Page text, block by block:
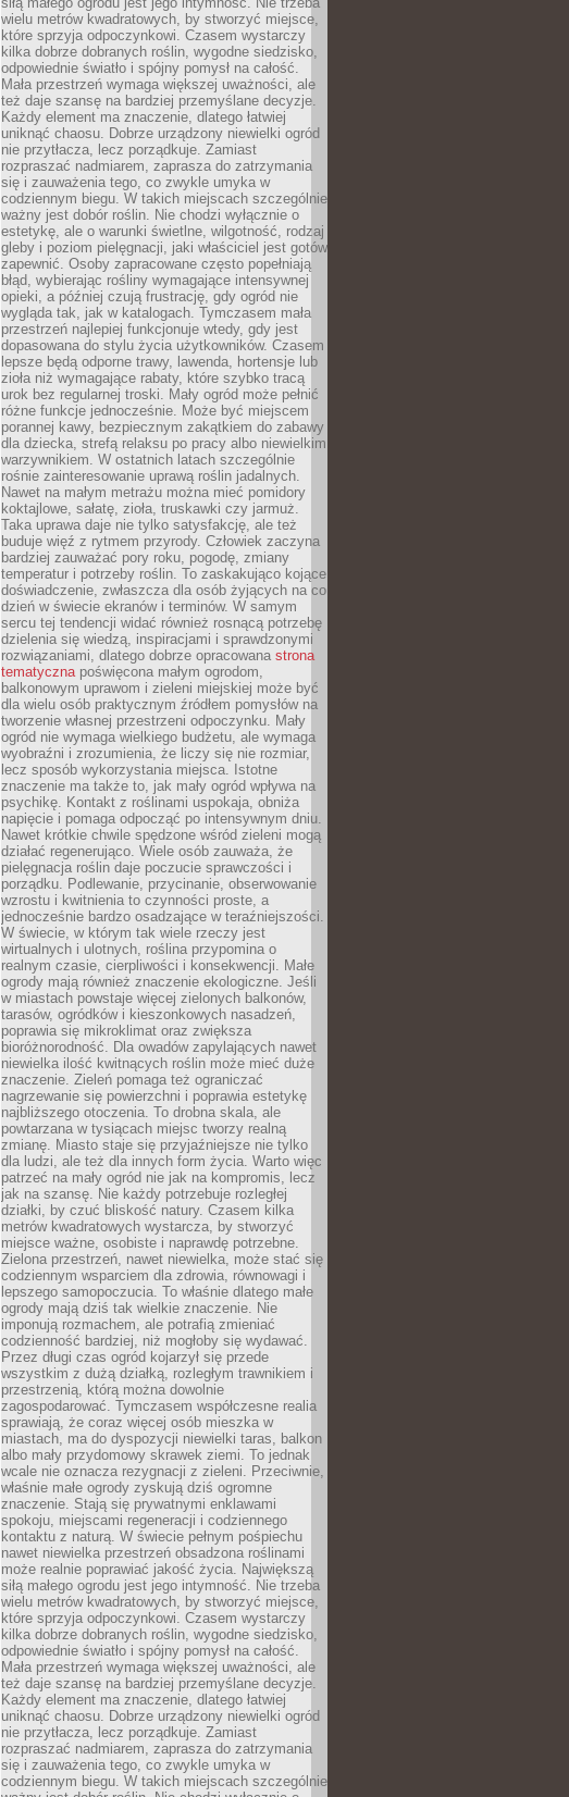
wielu metrów kwadratowych, by stworzyć miejsce,
które sprzyja odpoczynkowi. Czasem wystarczy
kilka dobrze dobranych roślin, wygodne siedzisko,
odpowiednie światło i spójny pomysł na całość.
Mała przestrzeń wymaga większej uważności, ale
też daje szansę na bardziej przemyślane decyzje.
Każdy element ma znaczenie, dlatego łatwiej
uniknąć chaosu. Dobrze urządzony niewielki ogród
nie przytłacza, lecz porządkuje. Zamiast
rozpraszać nadmiarem, zaprasza do zatrzymania
się i zauważenia tego, co zwykle umyka w
codziennym biegu. W takich miejscach szczególnie
ważny jest dobór roślin. Nie chodzi wyłącznie o
estetykę, ale o warunki świetlne, wilgotność, rodzaj
gleby i poziom pielęgnacji, jaki właściciel jest gotów
zapewnić. Osoby zapracowane często popełniają
błąd, wybierając rośliny wymagające intensywnej
opieki, a później czują frustrację, gdy ogród nie
wygląda tak, jak w katalogach. Tymczasem mała
przestrzeń najlepiej funkcjonuje wtedy, gdy jest
dopasowana do stylu życia użytkowników. Czasem
lepsze będą odporne trawy, lawenda, hortensje lub
zioła niż wymagające rabaty, które szybko tracą
urok bez regularnej troski. Mały ogród może pełnić
różne funkcje jednocześnie. Może być miejscem
porannej kawy, bezpiecznym zakątkiem do zabawy
dla dziecka, strefą relaksu po pracy albo niewielkim
warzywnikiem. W ostatnich latach szczególnie
rośnie zainteresowanie uprawą roślin jadalnych.
Nawet na małym metrażu można mieć pomidory
koktajlowe, sałatę, zioła, truskawki czy jarmuż.
Taka uprawa daje nie tylko satysfakcję, ale też
buduje więź z rytmem przyrody. Człowiek zaczyna
bardziej zauważać pory roku, pogodę, zmiany
temperatur i potrzeby roślin. To zaskakująco kojące
doświadczenie, zwłaszcza dla osób żyjących na co
dzień w świecie ekranów i terminów. W samym
sercu tej tendencji widać również rosnącą potrzebę
dzielenia się wiedzą, inspiracjami i sprawdzonymi
rozwiązaniami, dlatego dobrze opracowana strona
tematycznapoświęcona małym ogrodom,
balkonowym uprawom i zieleni miejskiej może być
dla wielu osób praktycznym źródłem pomysłów na
tworzenie własnej przestrzeni odpoczynku. Mały
ogród nie wymaga wielkiego budżetu, ale wymaga
wyobraźni i zrozumienia, że liczy się nie rozmiar,
lecz sposób wykorzystania miejsca. Istotne
znaczenie ma także to, jak mały ogród wpływa na
psychikę. Kontakt z roślinami uspokaja, obniża
napięcie i pomaga odpocząć po intensywnym dniu.
Nawet krótkie chwile spędzone wśród zieleni mogą
działać regenerująco. Wiele osób zauważa, że
pielęgnacja roślin daje poczucie sprawczości i
porządku. Podlewanie, przycinanie, obserwowanie
wzrostu i kwitnienia to czynności proste, a
jednocześnie bardzo osadzające w teraźniejszości.
W świecie, w którym tak wiele rzeczy jest
wirtualnych i ulotnych, roślina przypomina o
realnym czasie, cierpliwości i konsekwencji. Małe
ogrody mają również znaczenie ekologiczne. Jeśli
w miastach powstaje więcej zielonych balkonów,
tarasów, ogródków i kieszonkowych nasadzeń,
poprawia się mikroklimat oraz zwiększa
bioróżnorodność. Dla owadów zapylających nawet
niewielka ilość kwitnących roślin może mieć duże
znaczenie. Zieleń pomaga też ograniczać
nagrzewanie się powierzchni i poprawia estetykę
najbliższego otoczenia. To drobna skala, ale
powtarzana w tysiącach miejsc tworzy realną
zmianę. Miasto staje się przyjaźniejsze nie tylko
dla ludzi, ale też dla innych form życia. Warto więc
patrzeć na mały ogród nie jak na kompromis, lecz
jak na szansę. Nie każdy potrzebuje rozległej
działki, by czuć bliskość natury. Czasem kilka
metrów kwadratowych wystarcza, by stworzyć
miejsce ważne, osobiste i naprawdę potrzebne.
Zielona przestrzeń, nawet niewielka, może stać się
codziennym wsparciem dla zdrowia, równowagi i
lepszego samopoczucia. To właśnie dlatego małe
ogrody mają dziś tak wielkie znaczenie. Nie
imponują rozmachem, ale potrafią zmieniać
codzienność bardziej, niż mogłoby się wydawać.
Przez długi czas ogród kojarzył się przede
wszystkim z dużą działką, rozległym trawnikiem i
przestrzenią, którą można dowolnie
zagospodarować. Tymczasem współczesne realia
sprawiają, że coraz więcej osób mieszka w
miastach, ma do dyspozycji niewielki taras, balkon
albo mały przydomowy skrawek ziemi. To jednak
wcale nie oznacza rezygnacji z zieleni. Przeciwnie,
właśnie małe ogrody zyskują dziś ogromne
znaczenie. Stają się prywatnymi enklawami
spokoju, miejscami regeneracji i codziennego
kontaktu z naturą. W świecie pełnym pośpiechu
nawet niewielka przestrzeń obsadzona roślinami
może realnie poprawiać jakość życia. Największą
siłą małego ogrodu jest jego intymność. Nie trzeba
wielu metrów kwadratowych, by stworzyć miejsce,
które sprzyja odpoczynkowi. Czasem wystarczy
kilka dobrze dobranych roślin, wygodne siedzisko,
odpowiednie światło i spójny pomysł na całość.
Mała przestrzeń wymaga większej uważności, ale
też daje szansę na bardziej przemyślane decyzje.
Każdy element ma znaczenie, dlatego łatwiej
uniknąć chaosu. Dobrze urządzony niewielki ogród
nie przytłacza, lecz porządkuje. Zamiast
rozpraszać nadmiarem, zaprasza do zatrzymania
się i zauważenia tego, co zwykle umyka w
codziennym biegu. W takich miejscach szczególnie